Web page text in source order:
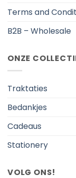
Terms and
B2B – Wholesale
ONZE
Traktaties
Bedankjes
Cadeaus
Stationery
VOLG ONS!